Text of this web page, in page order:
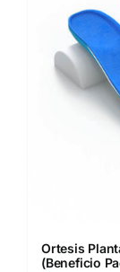
Ortesis
(Beneficio